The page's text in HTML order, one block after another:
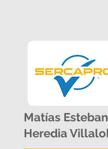
Matías Esteban
Heredia